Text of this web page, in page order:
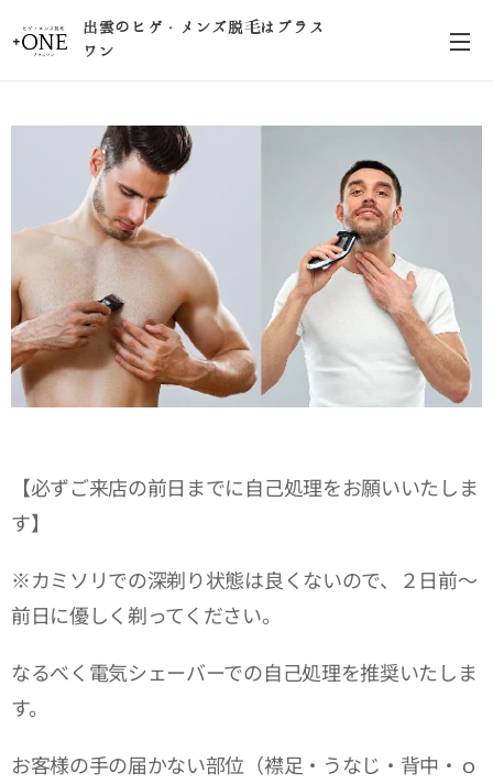
出雲のヒゲ・メンズ脱毛はプラス
ワン
【必ずご来店の前日までに自己処理をお願いいたしま
す】
※カミソリでの深剃り状態は良くないので、２日前～
前日に優しく剃ってください。
なるべく電気シェーバーでの自己処理を推奨いたしま
す。
お客様の手の届かない部位（襟足・うなじ・背中・ｏ